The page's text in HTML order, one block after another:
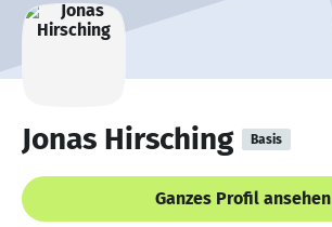
Jonas Hirsching Basis
Ganzes Profil ansehen